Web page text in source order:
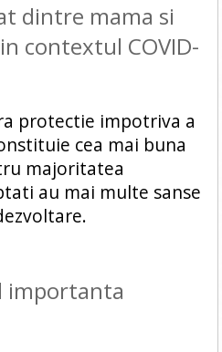
dintre mama si
contextul COVID-
protectie impotriva a
cea mai buna
majoritatea
au mai multe sanse
importanta